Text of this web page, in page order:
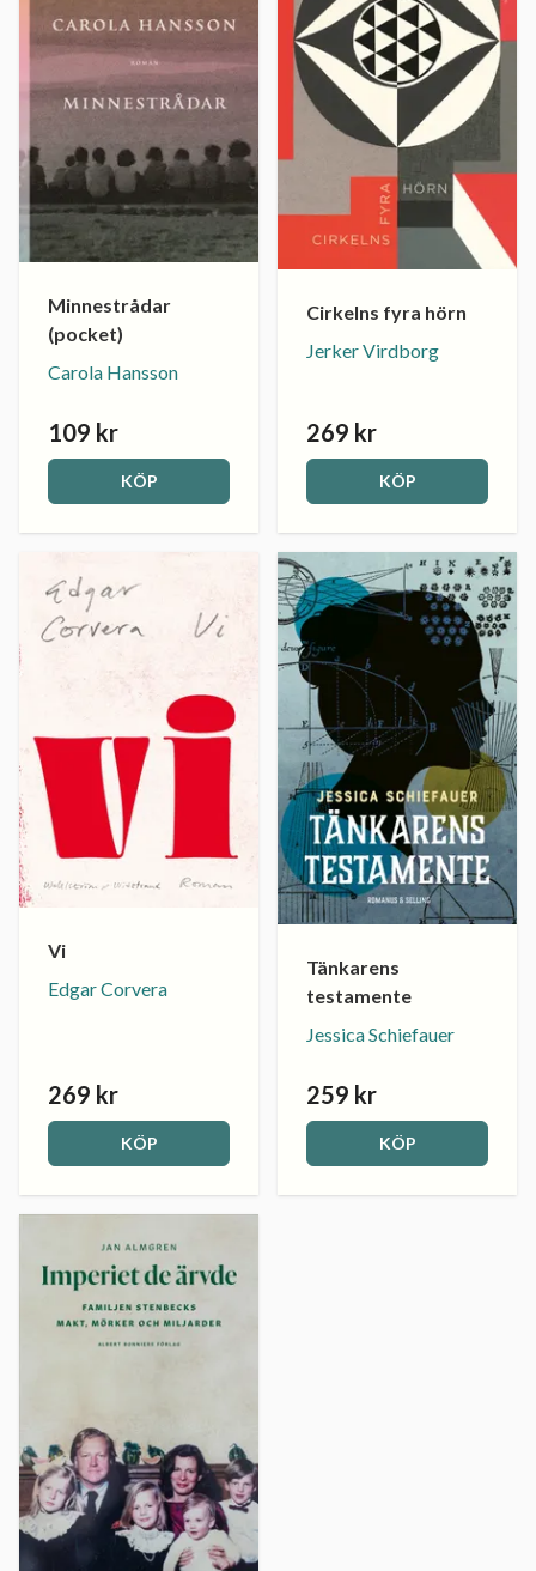
Minnestrådar
(pocket)
Carola Hansson
109 kr
KÖP
Cirkelns fyra hörn
Jerker Virdborg
269 kr
KÖP
Vi
Edgar Corvera
269 kr
KÖP
Tänkarens
testamente
Jessica Schiefauer
259 kr
KÖP